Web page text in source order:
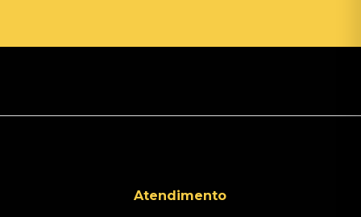
Atendimento